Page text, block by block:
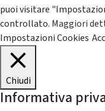
puoi visitare
controllato. Maggiori
Impostazioni Cookies
Chiudi
Informativa